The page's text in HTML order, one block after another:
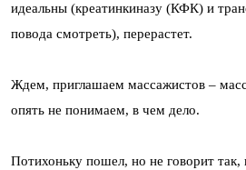
идеальны (креатинкиназу (КФК) и
повода смотреть), перерастет.
Ждем, приглашаем массажистов –
опять не понимаем, в чем дело.
Потихоньку пошел, но не говорит